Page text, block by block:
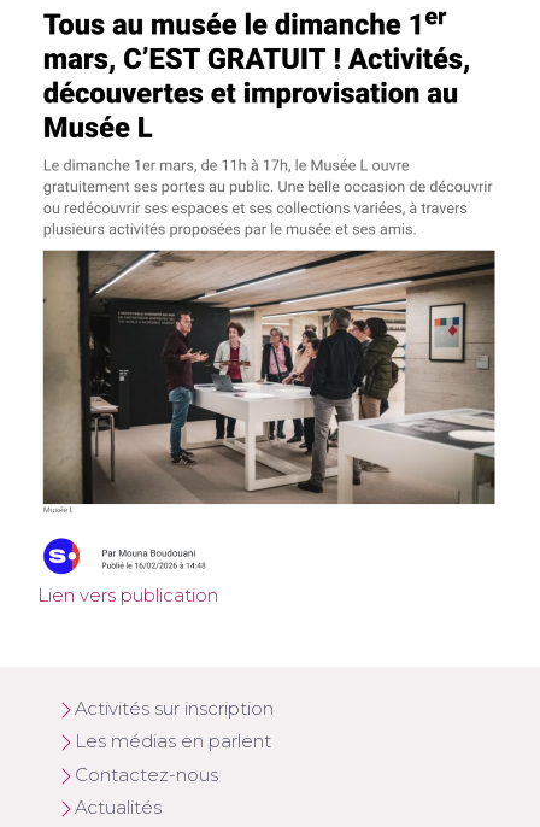
Lien vers publication
Activités sur inscription
Les médias en parlent
Contactez-nous
Actualités